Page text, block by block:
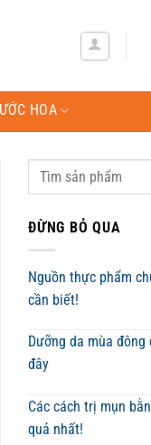
HOA
ĐỪNG BỎ QUA
Nguồn thực phẩm
cần biết!
Dưỡng da mùa
đây
Các cách trị mụn
quả nhất!